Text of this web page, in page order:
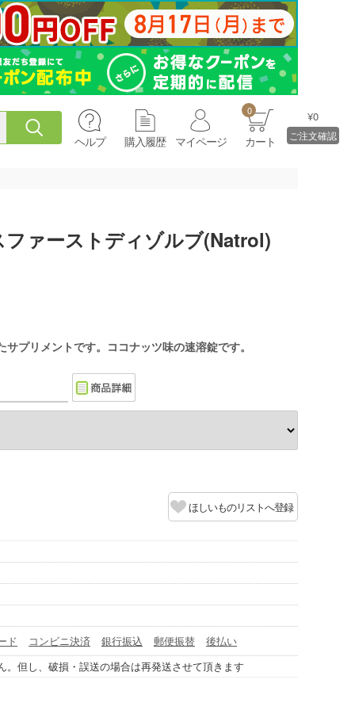
ヘルプ 購入履歴 マイページ
0
カート
¥0
ご注文確認
ァーストディゾルブ(Natrol)
プリメントです。ココナッツ味の速溶錠です。
ほしいものリストへ登録
ド コンビニ決済 銀行振込 郵便振替
後払い
。但し、破損・誤送の場合は再発送させて頂きます